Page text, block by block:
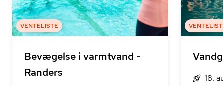
VENTELISTE
Bevægelse i varmtvand -
Randers
18.